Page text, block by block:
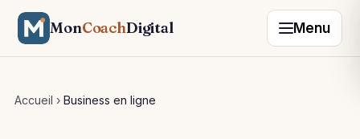
MonCoachDigital Menu
Accueil › Business en ligne